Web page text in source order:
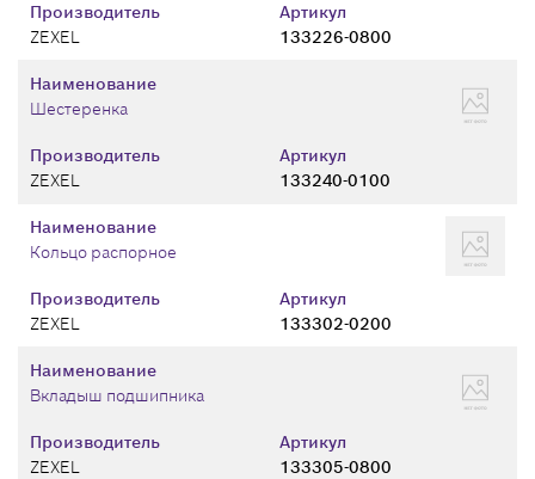
Производитель
ZEXEL
Артикул
133226-0800
Производитель
ZEXEL
Артикул
133240-0100
Наименование
Шестеренка
Производитель
ZEXEL
Артикул
133302-0200
Наименование
Кольцо распорное
Производитель
ZEXEL
Артикул
133305-0800
Наименование
Вкладыш подшипника